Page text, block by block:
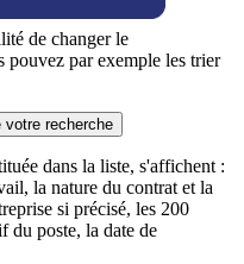
de changer le
pouvez par exemple les trier
recherche
dans la liste, s'affichent :
la nature du contrat et la
si précisé, les 200
du poste, la date de